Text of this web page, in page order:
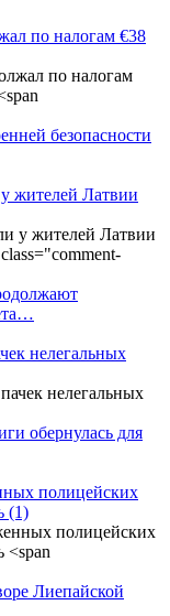
по налогам €38
безопасности
жителей Латвии
нелегальных
обернулась для
полицейских
(1)
Лиепайской